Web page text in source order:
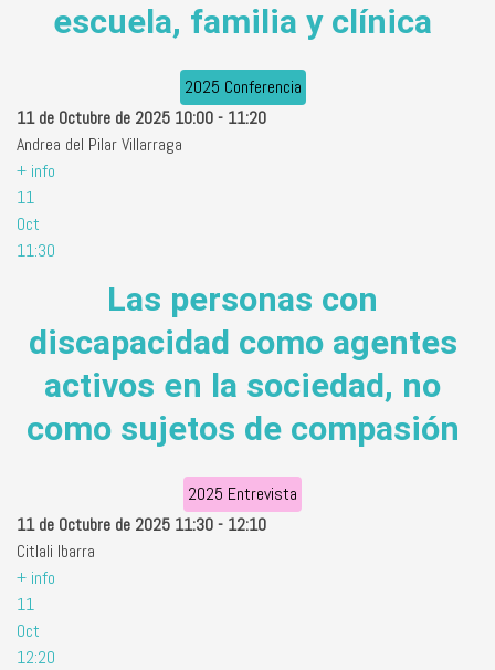
escuela, familia y clínica
2025 Conferencia
11 de Octubre de 2025 10:00- 11:20
Andrea del Pilar Villarraga
+ info
11
Oct
11:30
Las personas con
discapacidad como agentes
activos en la sociedad, no
como sujetos de compasión
2025 Entrevista
11 de Octubre de 2025 11:30- 12:10
Citlali Ibarra
+ info
11
Oct
12:20